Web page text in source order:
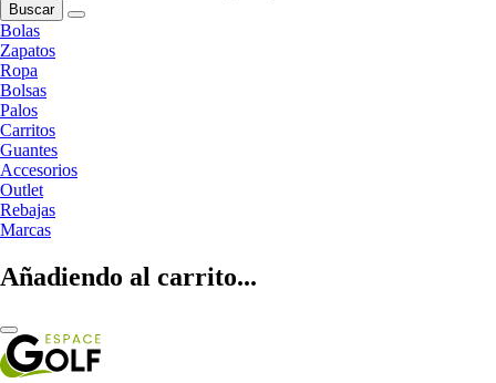
Buscar
Bolas
Zapatos
Ropa
Bolsas
Palos
Carritos
Guantes
Accesorios
Outlet
Rebajas
Marcas
Añadiendo al carrito...